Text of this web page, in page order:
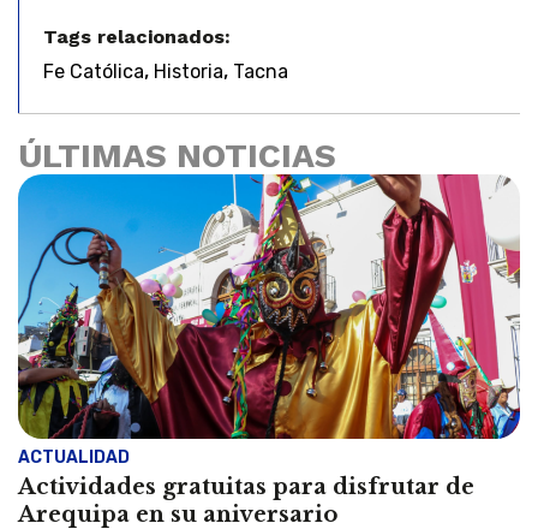
Tags relacionados:
Fe Católica, Historia, Tacna
ÚLTIMAS NOTICIAS
ACTUALIDAD
Actividades gratuitas para disfrutar de
Arequipa en su aniversario